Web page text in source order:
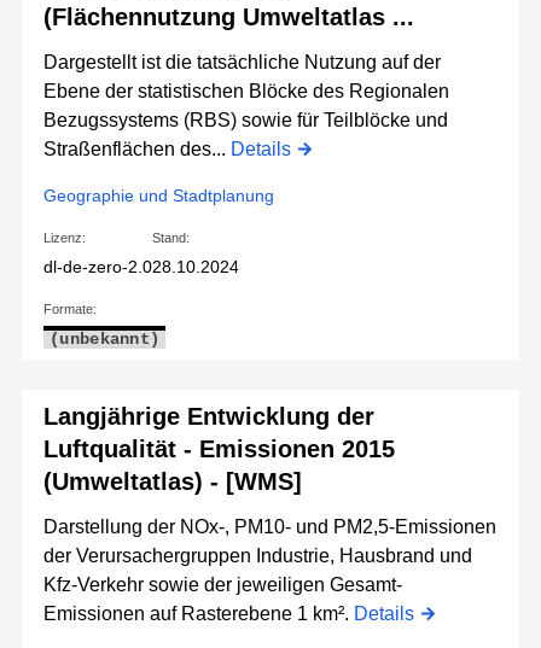
(Flächennutzung Umweltatlas ...
Dargestellt ist die tatsächliche Nutzung auf der
Ebene der statistischen Blöcke des Regionalen
Bezugssystems (RBS) sowie für Teilblöcke und
Straßenflächen des... Details
Geographie und Stadtplanung
Lizenz:
dl-de-zero-2.0
Stand:
28.10.2024
Formate:
(unbekannt)
Langjährige Entwicklung der
Luftqualität - Emissionen 2015
(Umweltatlas) - [WMS]
Darstellung der NOx-, PM10- und PM2,5-Emissionen
der Verursachergruppen Industrie, Hausbrand und
Kfz-Verkehr sowie der jeweiligen Gesamt-
Emissionen auf Rasterebene 1 km². Details